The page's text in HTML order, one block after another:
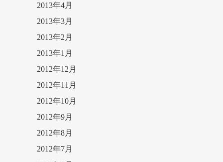
2013年4月
2013年3月
2013年2月
2013年1月
2012年12月
2012年11月
2012年10月
2012年9月
2012年8月
2012年7月